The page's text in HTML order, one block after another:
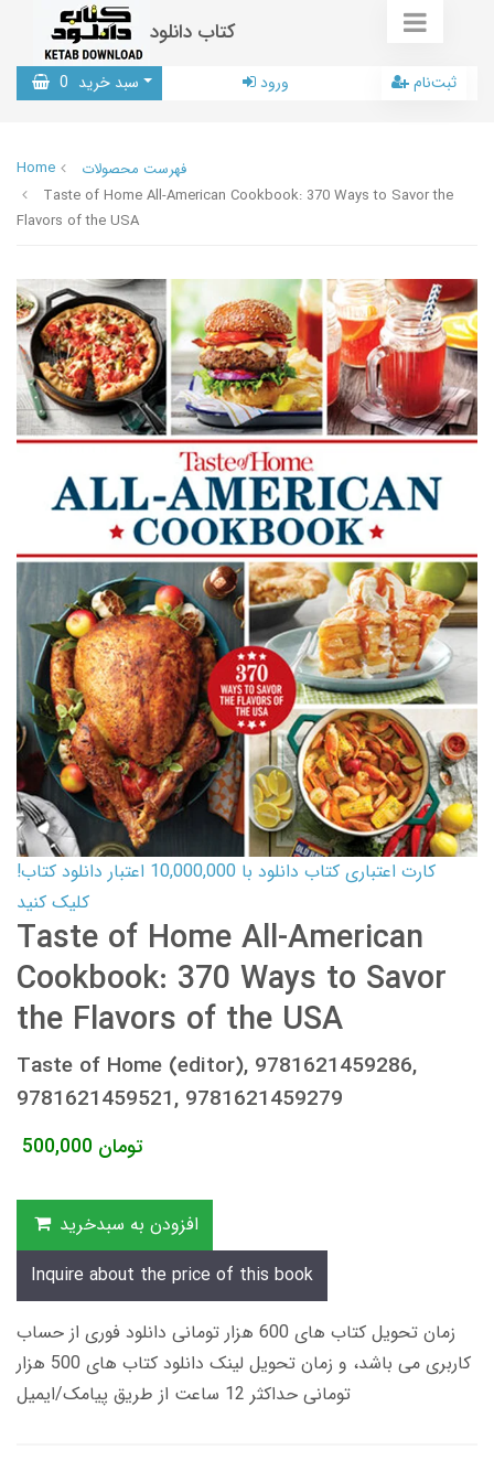
کتاب دانلود
سبد خرید 0 ورود ثبت‌نام
Home
فهرست محصولات
Taste of Home All-American Cookbook: 370 Ways to Savor the
Flavors of the USA
کارت اعتباری کتاب دانلود با 10,000,000 اعتبار دانلود کتاب!
کلیک کنید
Taste of Home All-American
Cookbook: 370 Ways to Savor
the Flavors of the USA
Taste of Home (editor), 9781621459286,
9781621459521, 9781621459279
500,000 تومان
افزودن به سبدخرید
Inquire about the price of this book
زمان تحویل کتاب های 600 هزار تومانی دانلود فوری از حساب
کاربری می باشد، و زمان تحویل لینک دانلود کتاب های 500 هزار
تومانی حداکثر 12 ساعت از طریق پیامک/ایمیل